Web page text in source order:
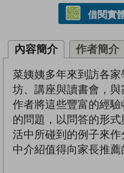
借閱實
內容簡介 作者簡介
菜姨姨多年來到訪各
坊、講座與讀書會，與
作者將這些豐富的經
的問題，以問答的形
活中所碰到的例子來
中介紹值得向家長推薦